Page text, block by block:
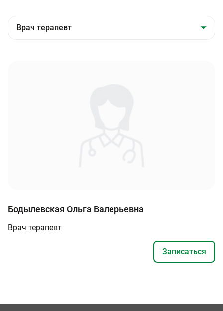
Бодылевская Ольга Валерьевна
Врач терапевт
Записаться